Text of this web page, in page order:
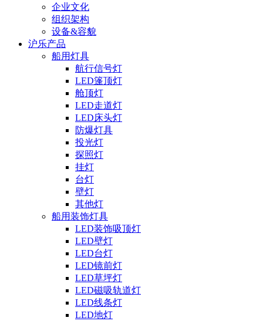
企业文化
组织架构
设备&容貌
沪乐产品
船用灯具
航行信号灯
LED篷顶灯
舱顶灯
LED走道灯
LED床头灯
防爆灯具
投光灯
探照灯
挂灯
台灯
壁灯
其他灯
船用装饰灯具
LED装饰吸顶灯
LED壁灯
LED台灯
LED镜前灯
LED草坪灯
LED磁吸轨道灯
LED线条灯
LED地灯